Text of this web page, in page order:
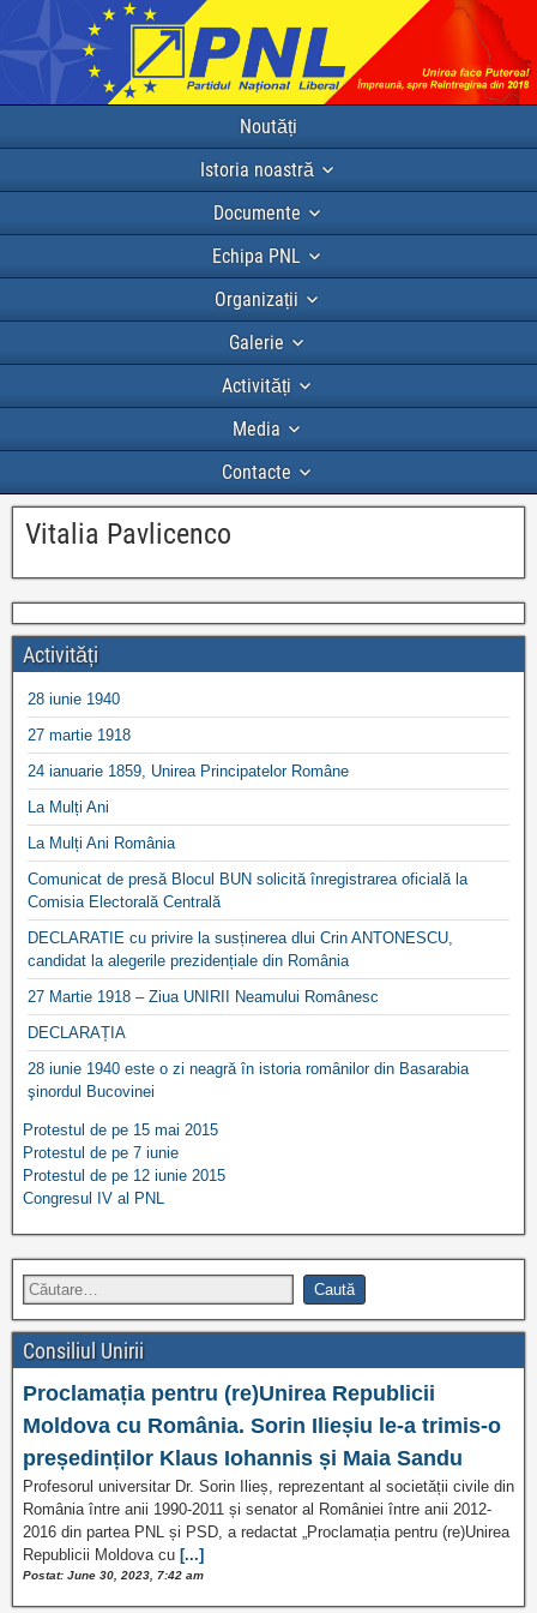
Noutăți
Istoria noastră
Documente
Echipa PNL
Organizații
Galerie
Activități
Media
Contacte
Vitalia Pavlicenco
Activități
28 iunie 1940
27 martie 1918
24 ianuarie 1859, Unirea Principatelor Române
La Mulți Ani
La Mulți Ani România
Comunicat de presă Blocul BUN solicită înregistrarea oficială la
Comisia Electorală Centrală
DECLARATIE cu privire la susținerea dlui Crin ANTONESCU,
candidat la alegerile prezidențiale din România
27 Martie 1918 – Ziua UNIRII Neamului Românesc
DECLARAȚIA
28 iunie 1940 este o zi neagră în istoria românilor din Basarabia
şinordul Bucovinei
Protestul de pe 15 mai 2015
Protestul de pe 7 iunie
Protestul de pe 12 iunie 2015
Congresul IV al PNL
Consiliul Unirii
Proclamația pentru (re)Unirea Republicii
Moldova cu România. Sorin Ilieșiu le-a trimis-o
președinților Klaus Iohannis și Maia Sandu
Profesorul universitar Dr. Sorin Ilieș, reprezentant al societății civile din
România între anii 1990-2011 și senator al României între anii 2012-
2016 din partea PNL și PSD, a redactat „Proclamația pentru (re)Unirea
Republicii Moldova cu [...]
Postat: June 30, 2023, 7:42 am